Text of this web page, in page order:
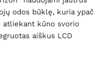
odos būklę, kuria ypač
kūno svorio
aiškus LCD